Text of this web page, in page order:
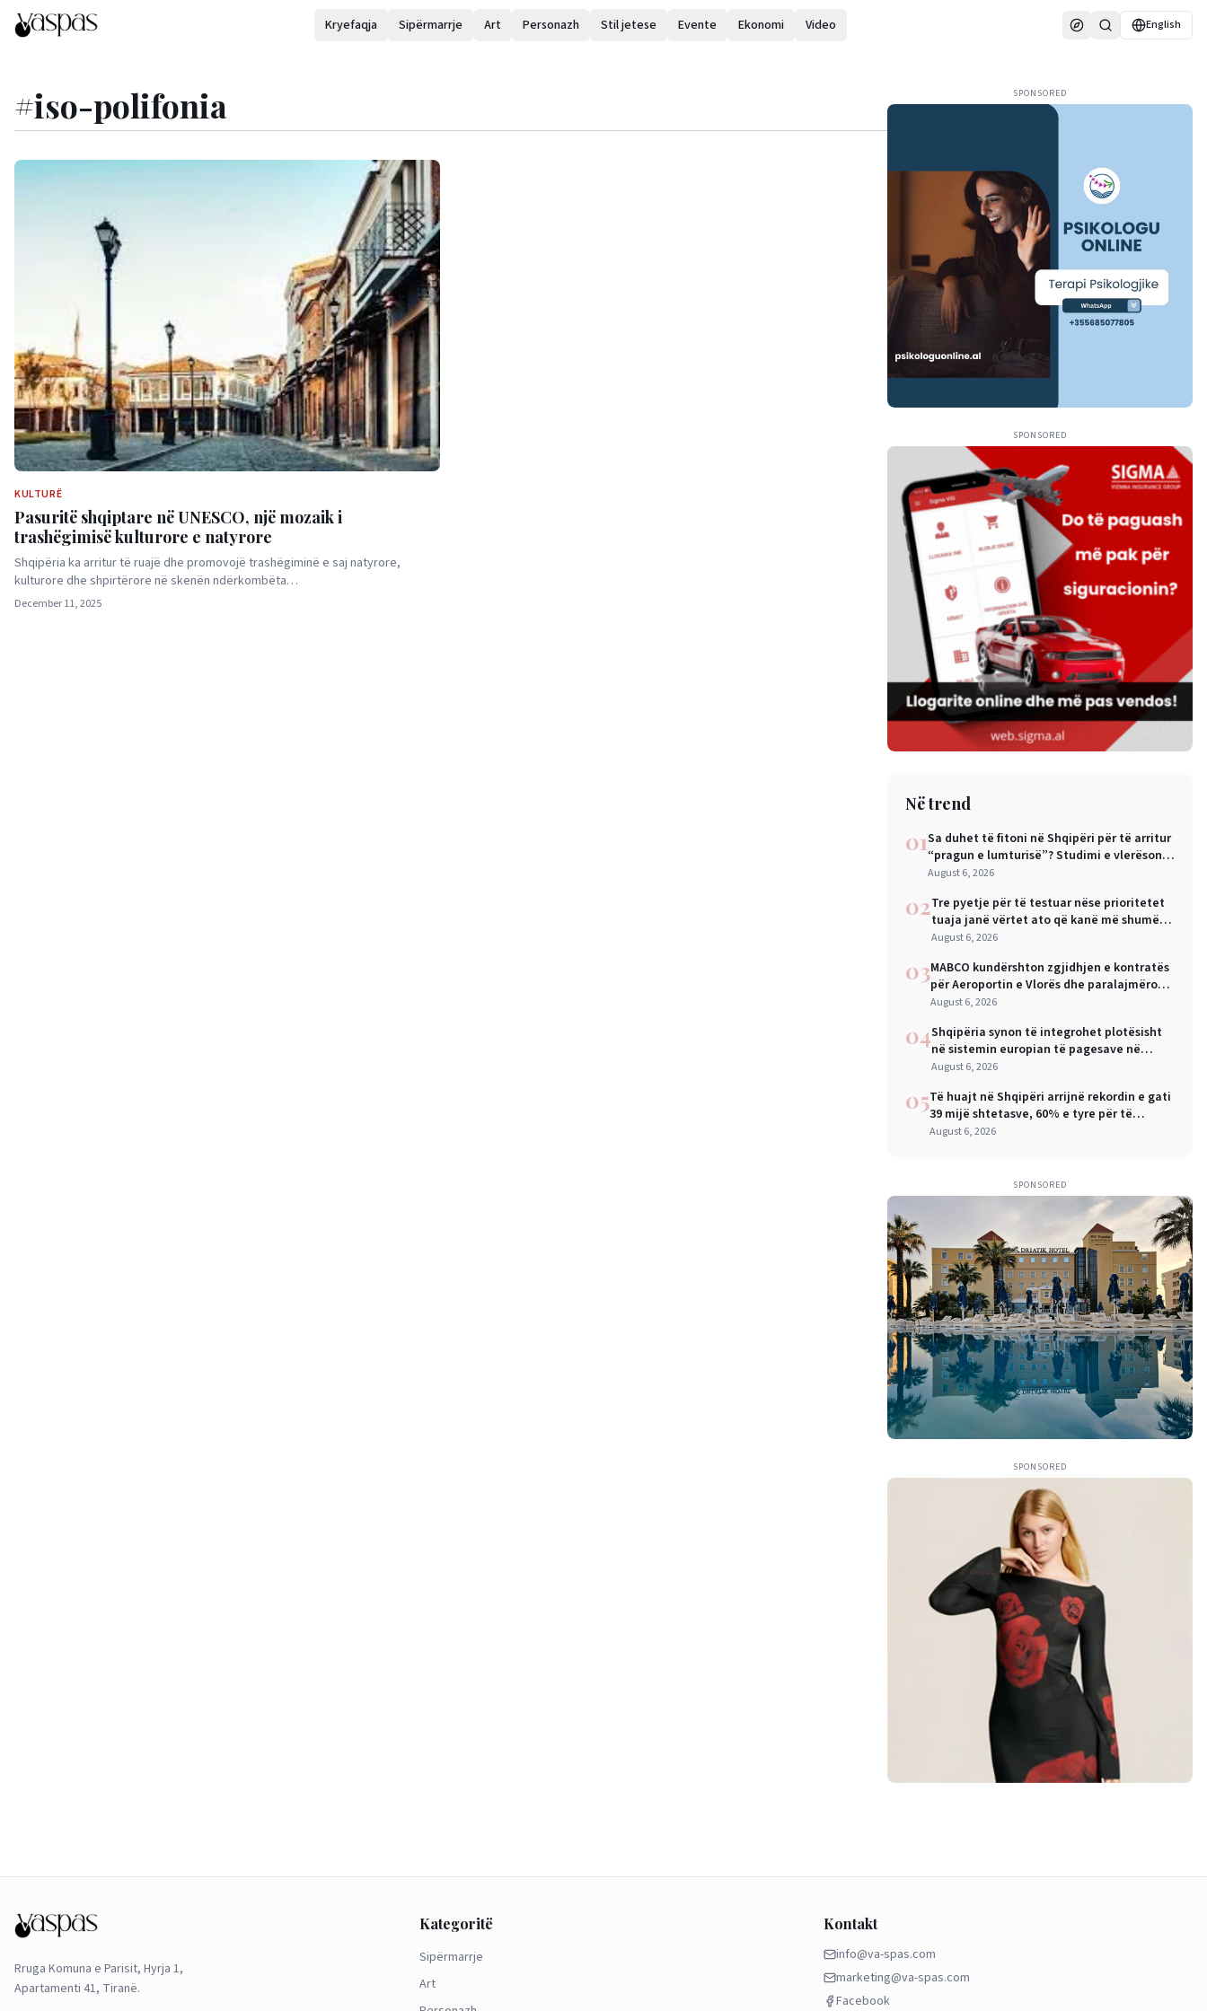
Kryefaqja Sipërmarrje Art Personazh Stil jetese Evente Ekonomi Video English
#iso-polifonia
KULTURË
Pasuritë shqiptare në UNESCO, një mozaik i
trashëgimisë kulturore e natyrore
Shqipëria ka arritur të ruajë dhe promovojë trashëgiminë e saj natyrore,
kulturore dhe shpirtërore në skenën ndërkombëta…
December 11, 2025
SPONSORED
SPONSORED
Në trend
01Sa duhet të fitoni në Shqipëri për të arritur
“pragun e lumturisë”? Studimi e vlerëson
në 28 mijë dollarë në vit
August 6, 2026
02Tre pyetje për të testuar nëse prioritetet
tuaja janë vërtet ato që kanë më shumë
rëndësi
August 6, 2026
03MABCO kundërshton zgjidhjen e kontratës
për Aeroportin e Vlorës dhe paralajmëron
arbitrazh ndërkombëtar
August 6, 2026
04Shqipëria synon të integrohet plotësisht
në sistemin europian të pagesave në
nëntor, Sejko: Kursime të mëdha për
August 6, 2026
05Të huajt në Shqipëri arrijnë rekordin e gati
39 mijë shtetasve, 60% e tyre për të
punuar
August 6, 2026
SPONSORED
SPONSORED
Rruga Komuna e Parisit, Hyrja 1,
Apartamenti 41, Tiranë.
Kategoritë
Sipërmarrje
Art
Kontakt
info@va-spas.com
marketing@va-spas.com
Facebook